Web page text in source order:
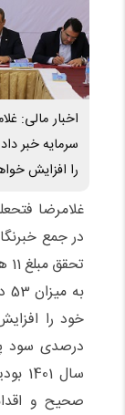
اخبار مالی:
سرمایه خبر
را افزایش
غلامرضا
درصدی سود
صحیح و